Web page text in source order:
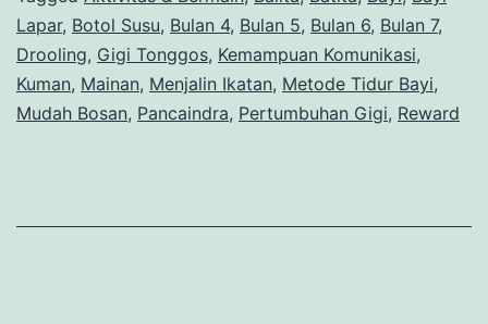
Lapar, Botol Susu, Bulan 4, Bulan 5, Bulan 6, Bulan 7,
Drooling, Gigi Tonggos, Kemampuan Komunikasi,
Kuman, Mainan, Menjalin Ikatan, Metode Tidur Bayi,
Mudah Bosan, Pancaindra, Pertumbuhan Gigi, Reward